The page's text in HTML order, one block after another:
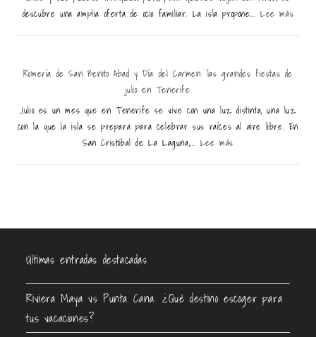
descubre una amplia oferta de ocio familiar. La isla propone...Lee más
Romería de San Benito Abad y Día del Carmen: las grandes fiestas de
julio en Tenerife
Julio es un mes que en Tenerife se vive con una luz distinta, una luz
con la que la isla se prepara para celebrar sus raíces al aire libre. En
San Cristóbal de La Laguna,... Lee más
Últimas entradas destacadas
Riviera Maya vs Punta Cana: ¿Qué destino escoger para
tus vacaciones?